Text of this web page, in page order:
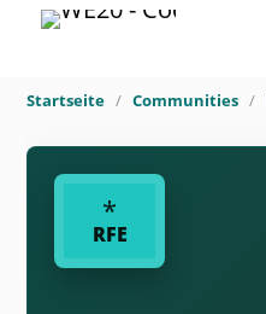
Startseite Communities
*
RFE